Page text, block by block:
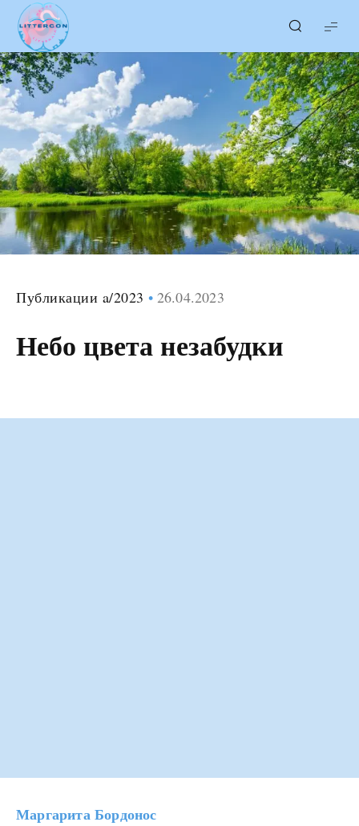
LITTERcon
Публикации a/2023 26.04.2023
Небо цвета незабудки
Маргарита Бордонос